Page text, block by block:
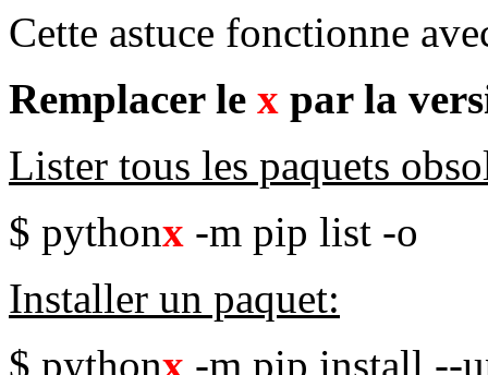
Cette astuce fonctionne
Remplacer le x par la
Lister tous les paquets
$ pythonx -m pip list -o
Installer un paquet:
$ pythonx -m pip install --